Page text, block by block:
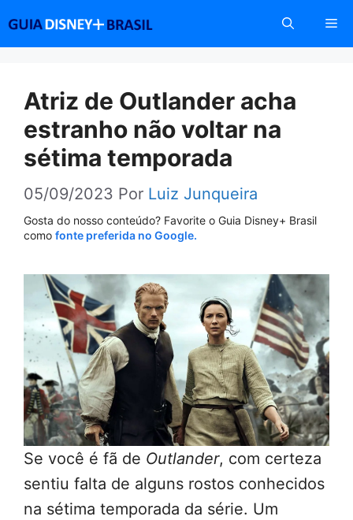
conteúdo
Atriz de Outlander acha
estranho não voltar na
sétima temporada
05/09/2023 Por Luiz Junqueira
Gosta do nosso conteúdo? Favorite o Guia Disney+ Brasil
como fonte preferida no Google.
Se você é fã de Outlander, com certeza
sentiu falta de alguns rostos conhecidos
na sétima temporada da série. Um